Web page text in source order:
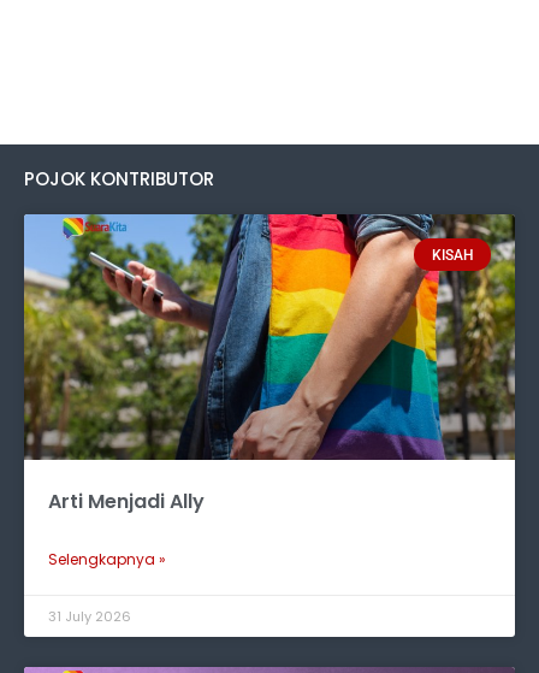
POJOK KONTRIBUTOR
KISAH
Arti Menjadi Ally
Selengkapnya »
31 July 2026